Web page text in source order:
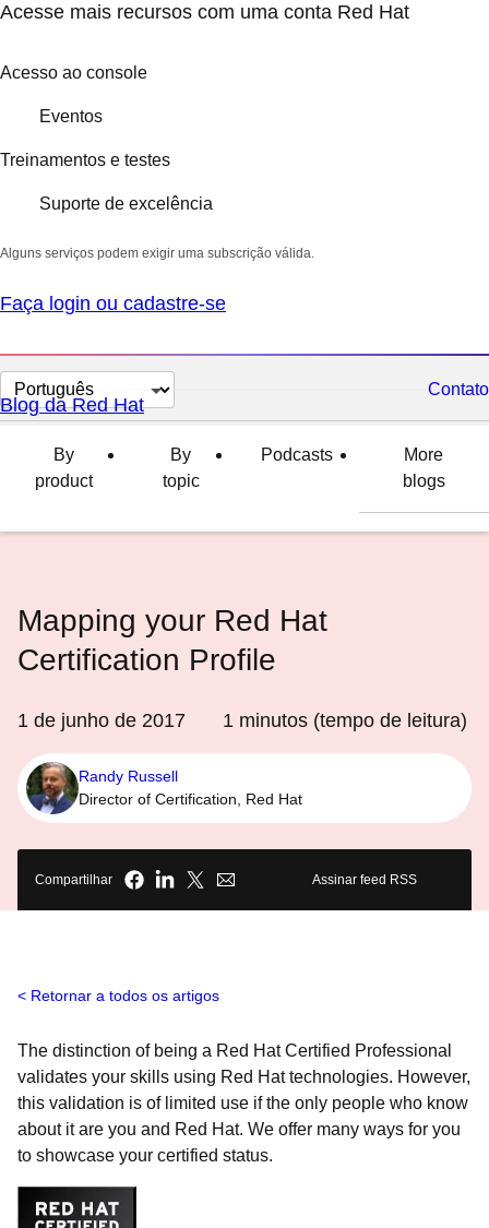
Acesse mais recursos com uma conta Red Hat
Acesso ao console
Eventos
Treinamentos e testes
Suporte de excelência
Alguns serviços podem exigir uma subscrição válida.
Faça login ou cadastre-se
Selecionar
idioma
Contato
Blog da Red Hat
By
product
By
topic
Podcasts
More
blogs
Mapping your Red Hat
Certification Profile
1 de junho de 2017 1 minutos (tempo de leitura)
Randy Russell
Director of Certification, Red Hat
Compartilhar Assinar feed RSS
Retornar a todos os artigos
The distinction of being a Red Hat Certified Professional
validates your skills using Red Hat technologies. However,
this validation is of limited use if the only people who know
about it are you and Red Hat. We offer many ways for you
to showcase your certified status.